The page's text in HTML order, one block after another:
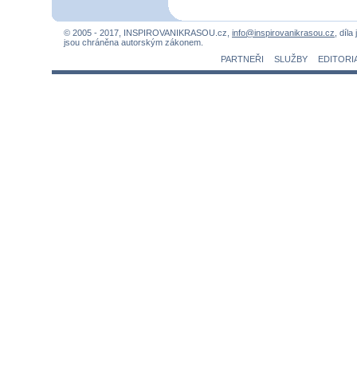
© 2005 - 2017, INSPIROVANIKRASOU.cz, info@inspirovanikrasou.cz, díla
jsou chráněna autorským zákonem.
PARTNEŘI
SLUŽBY